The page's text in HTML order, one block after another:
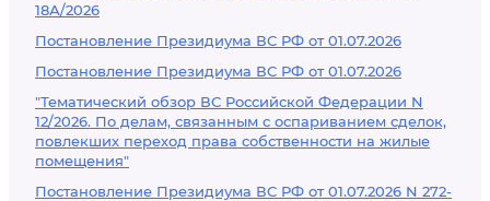
18А/2026
Постановление Президиума ВС РФ от 01.07.2026
Постановление Президиума ВС РФ от 01.07.2026
"Тематический обзор ВС Российской Федерации N
12/2026. По делам, связанным с оспариванием сделок,
повлекших переход права собственности на жилые
помещения"
Постановление Президиума ВС РФ от 01.07.2026 N 272-